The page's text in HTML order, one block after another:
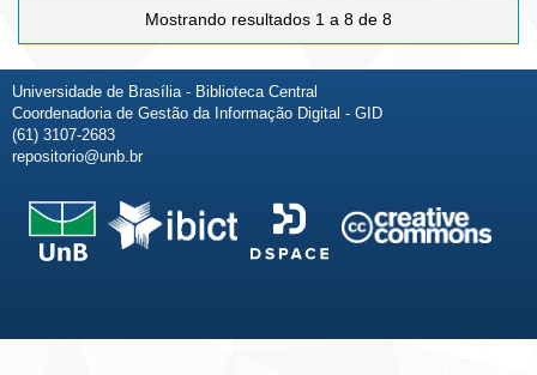
Mostrando resultados 1 a 8 de 8
Universidade de Brasília - Biblioteca Central
Coordenadoria de Gestão da Informação Digital - GID
(61) 3107-2683
repositorio@unb.br